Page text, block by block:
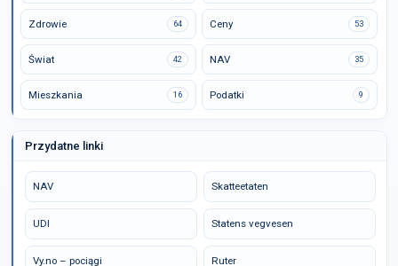
Zdrowie 64 Ceny 53
Świat 42 NAV 35
Mieszkania 16 Podatki 9
Przydatne linki
NAV Skatteetaten
UDI Statens vegvesen
Vy.no – pociągi Ruter